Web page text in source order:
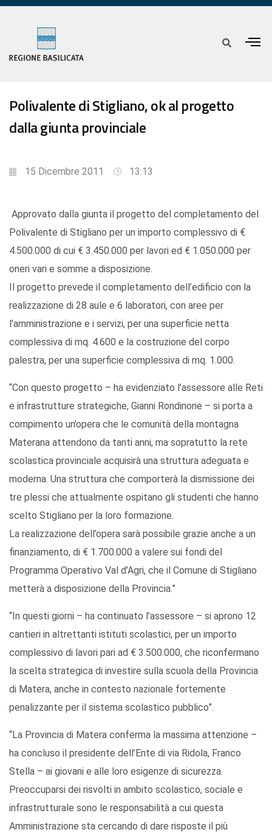
Polivalente di Stigliano, ok al progetto
dalla giunta provinciale
15 Dicembre 2011 13:13
Approvato dalla giunta il progetto del completamento del
Polivalente di Stigliano per un importo complessivo di €
4.500.000 di cui € 3.450.000 per lavori ed € 1.050.000 per
oneri vari e somme a disposizione.
Il progetto prevede il completamento dell’edificio con la
realizzazione di 28 aule e 6 laboratori, con aree per
l’amministrazione e i servizi, per una superficie netta
complessiva di mq. 4.600 e la costruzione del corpo
palestra, per una superficie complessiva di mq. 1.000.
“Con questo progetto – ha evidenziato l’assessore alle Reti
e infrastrutture strategiche, Gianni Rondinone – si porta a
compimento un’opera che le comunità della montagna
Materana attendono da tanti anni, ma sopratutto la rete
scolastica provinciale acquisirà una struttura adeguata e
moderna. Una struttura che comporterà la dismissione dei
tre plessi che attualmente ospitano gli studenti che hanno
scelto Stigliano per la loro formazione.
La realizzazione dell’opera sarà possibile grazie anche a un
finanziamento, di € 1.700.000 a valere sui fondi del
Programma Operativo Val d’Agri, che il Comune di Stigliano
metterà a disposizione della Provincia.”
“In questi giorni – ha continuato l’assessore – si aprono 12
cantieri in altrettanti istituti scolastici, per un importo
complessivo di lavori pari ad € 3.500.000, che riconfermano
la scelta strategica di investire sulla scuola della Provincia
di Matera, anche in contesto nazionale fortemente
penalizzante per il sistema scolastico pubblico”.
“La Provincia di Matera conferma la massima attenzione –
ha concluso il presidente dell’Ente di via Ridola, Franco
Stella – ai giovani e alle loro esigenze di sicurezza.
Preoccuparsi dei risvolti in ambito scolastico, sociale e
infrastrutturale sono le responsabilità a cui questa
Amministrazione sta cercando di dare risposte il più